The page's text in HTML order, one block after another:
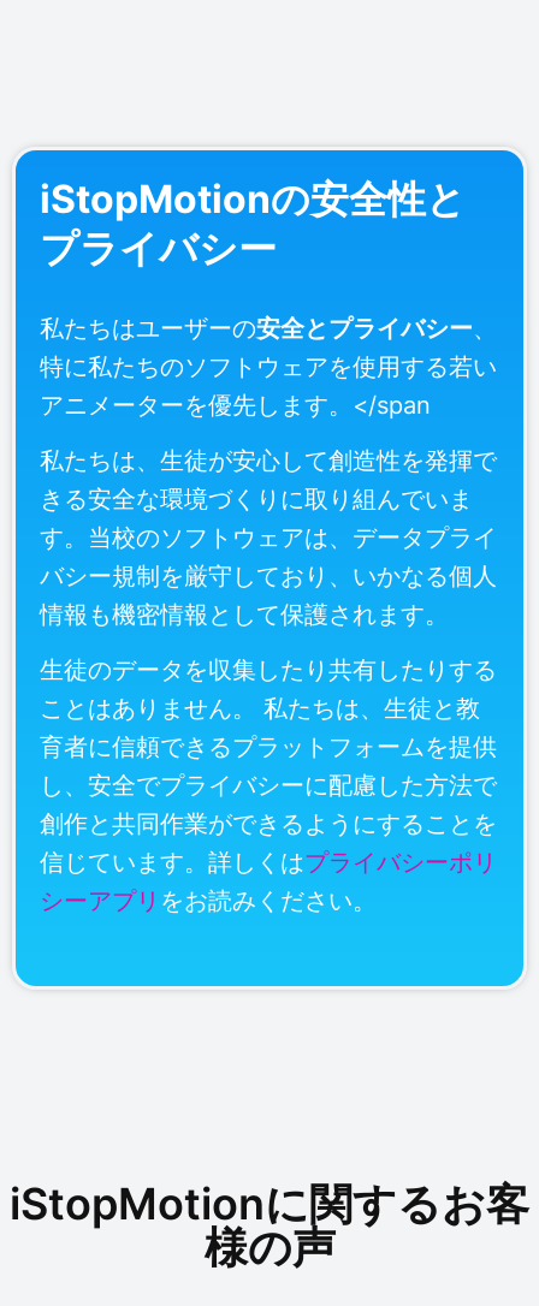
iStopMotionの安全性と
プライバシー
私たちはユーザーの安全とプライバシー、
特に私たちのソフトウェアを使用する若い
アニメーターを優先します。</span
私たちは、生徒が安心して創造性を発揮で
きる安全な環境づくりに取り組んでいま
す。当校のソフトウェアは、データプライ
バシー規制を厳守しており、いかなる個人
情報も機密情報として保護されます。
生徒のデータを収集したり共有したりする
ことはありません。 私たちは、生徒と教
育者に信頼できるプラットフォームを提供
し、安全でプライバシーに配慮した方法で
創作と共同作業ができるようにすることを
信じています。詳しくはプライバシーポリ
シーアプリ をお読みください。
iStopMotionに関するお客
様の声